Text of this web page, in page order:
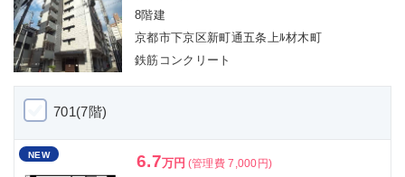
8階建
京都市下京区新町通五条上ﾙ材木町
鉄筋コンクリート
701(7階)
NEW 6.7万円 (管理費 7,000円)